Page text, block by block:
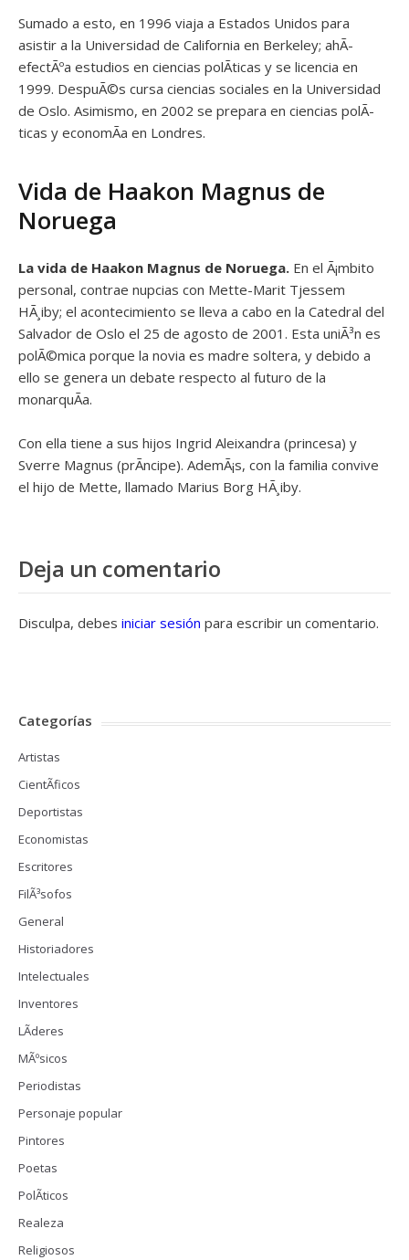
Sumado a esto, en 1996 viaja a Estados Unidos para
asistir a la Universidad de California en Berkeley; ahÃ­
efectÃºa estudios en ciencias polÃ­ticas y se licencia en
1999. DespuÃ©s cursa ciencias sociales en la Universidad
de Oslo. Asimismo, en 2002 se prepara en ciencias polÃ­
ticas y economÃ­a en Londres.
Vida de Haakon Magnus de
Noruega
La vida de Haakon Magnus de Noruega. En el Ã¡mbito
personal, contrae nupcias con Mette-Marit Tjessem
HÃ¸iby; el acontecimiento se lleva a cabo en la Catedral del
Salvador de Oslo el 25 de agosto de 2001. Esta uniÃ³n es
polÃ©mica porque la novia es madre soltera, y debido a
ello se genera un debate respecto al futuro de la
monarquÃ­a.
Con ella tiene a sus hijos Ingrid Aleixandra (princesa) y
Sverre Magnus (prÃ­ncipe). AdemÃ¡s, con la familia convive
el hijo de Mette, llamado Marius Borg HÃ¸iby.
Deja un comentario
Disculpa, debes iniciar sesión para escribir un comentario.
Categorías
Artistas
CientÃ­ficos
Deportistas
Economistas
Escritores
FilÃ³sofos
General
Historiadores
Intelectuales
Inventores
LÃ­deres
MÃºsicos
Periodistas
Personaje popular
Pintores
Poetas
PolÃ­ticos
Realeza
Religiosos